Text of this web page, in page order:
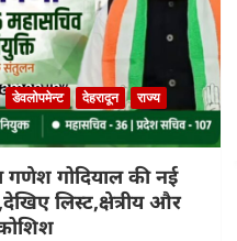
डेवलोपमेन्ट देहरादून
राज्य
गणेश गोदियाल की नई
लिस्ट,क्षेत्रीय और